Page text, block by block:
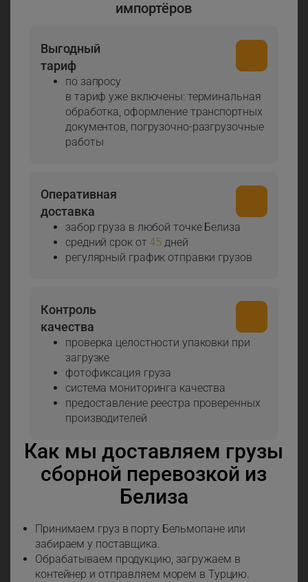
импортёров
Выгодный
тариф
по запросу
в тариф уже включены: терминальная
обработка, оформление транспортных
документов, погрузочно-разгрузочные
работы
Оперативная
доставка
забор груза в любой точке Белиза
средний срок от45 дней
регулярный график отправки грузов
Контроль
качества
проверка целостности упаковки при
загрузке
фотофиксация груза
система мониторинга качества
предоставление реестра проверенных
производителей
Как мы доставляем грузы
сборной перевозкой из
Белиза
Принимаем груз в порту Бельмопане или
забираем у поставщика.
Обрабатываем продукцию, загружаем в
контейнер и отправляем морем в Турцию.